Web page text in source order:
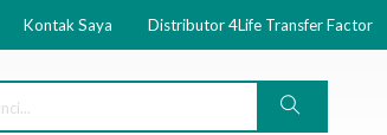
Kontak Saya Distributor 4Life Transfer Factor